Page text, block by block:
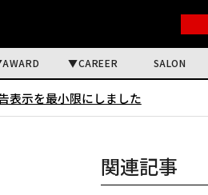
AWARD CAREER SALON
表示を最小限にしました
関連記事